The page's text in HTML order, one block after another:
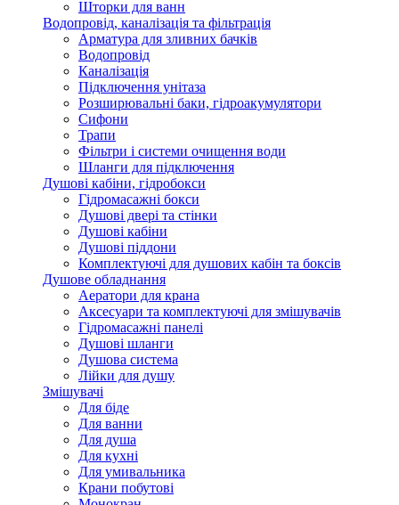
Шторки для ванн
Водопровід, каналізація та фільтрація
Арматура для зливних бачків
Водопровід
Каналізація
Підключення унітаза
Розширювальні баки, гідроакумулятори
Сифони
Трапи
Фільтри і системи очищення води
Шланги для підключення
Душові кабіни, гідробокси
Гідромасажні бокси
Душові двері та стінки
Душові кабіни
Душові піддони
Комплектуючі для душових кабін та боксів
Душове обладнання
Аератори для крана
Аксесуари та комплектуючі для змішувачів
Гідромасажні панелі
Душові шланги
Душова система
Лійки для душу
Змішувачі
Для біде
Для ванни
Для душа
Для кухні
Для умивальника
Крани побутові